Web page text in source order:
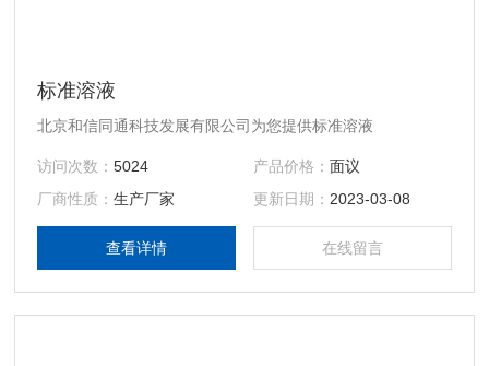
标准溶液
北京和信同通科技发展有限公司为您提供标准溶液
访问次数：5024 产品价格： 面议
厂商性质：生产厂家 更新日期： 2023-03-08
查看详情 在线留言